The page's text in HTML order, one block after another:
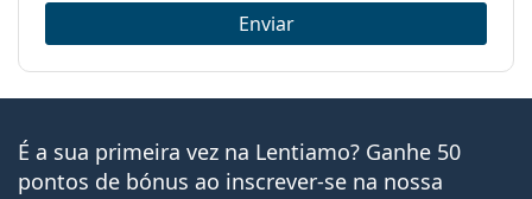
Enviar
É a sua primeira vez na Lentiamo? Ganhe 50
pontos de bónus ao inscrever-se na nossa